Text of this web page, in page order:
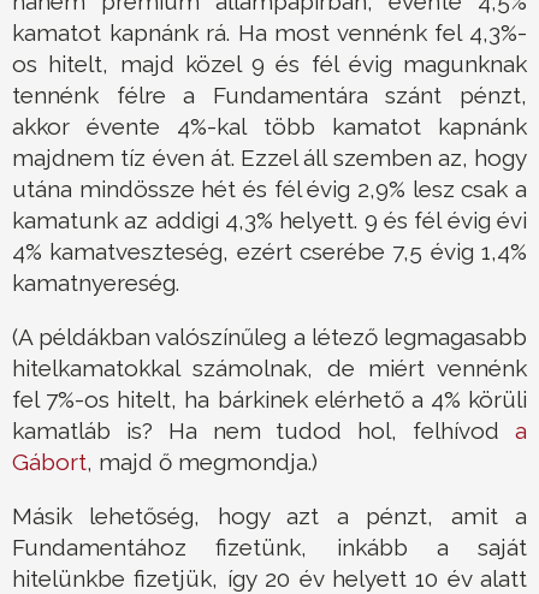
kamatot kapnánk rá. Ha most vennénk fel 4,3%-
os hitelt, majd közel 9 és fél évig magunknak
tennénk félre a Fundamentára szánt pénzt,
akkor évente 4%-kal több kamatot kapnánk
majdnem tíz éven át. Ezzel áll szemben az, hogy
utána mindössze hét és fél évig 2,9% lesz csak a
kamatunk az addigi 4,3% helyett. 9 és fél évig évi
4% kamatveszteség, ezért cserébe 7,5 évig 1,4%
kamatnyereség.
(A példákban valószínűleg a létező legmagasabb
hitelkamatokkal számolnak, de miért vennénk
fel 7%-os hitelt, ha bárkinek elérhető a 4% körüli
kamatláb is? Ha nem tudod hol, felhívod a
Gábort, majd ő megmondja.)
Másik lehetőség, hogy azt a pénzt, amit a
Fundamentához fizetünk, inkább a saját
hitelünkbe fizetjük, így 20 év helyett 10 év alatt